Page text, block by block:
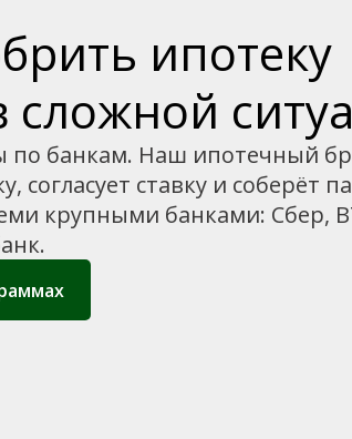
ипотеку
сложной
по банкам. Наш ипотечный
согласует ставку и соберёт
крупными банками: Сбер,